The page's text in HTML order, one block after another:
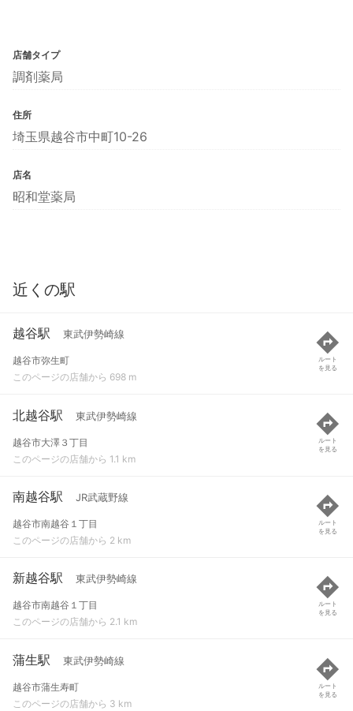
店舗タイプ
調剤薬局
住所
埼玉県越谷市中町10-26
店名
昭和堂薬局
近くの駅
越谷駅 東武伊勢崎線
越谷市弥生町
このページの店舗から 698 m
ルート
を見る
北越谷駅 東武伊勢崎線
越谷市大澤３丁目
このページの店舗から 1.1 km
ルート
を見る
南越谷駅 JR武蔵野線
越谷市南越谷１丁目
このページの店舗から 2 km
ルート
を見る
新越谷駅 東武伊勢崎線
越谷市南越谷１丁目
このページの店舗から 2.1 km
ルート
を見る
蒲生駅 東武伊勢崎線
越谷市蒲生寿町
このページの店舗から 3 km
ルート
を見る